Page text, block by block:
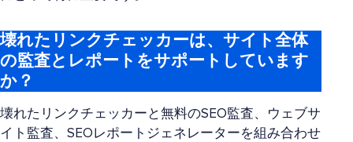
壊れたリンクチェッカーは、サイト全体
の監査とレポートをサポートしています
か？
壊れたリンクチェッカーと無料のSEO監査、ウェブサ
イト監査、SEOレポートジェネレーターを組み合わせ